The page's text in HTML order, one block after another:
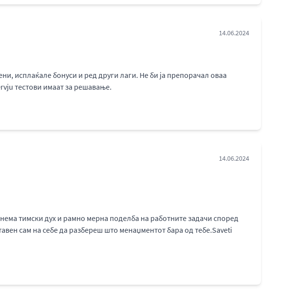
14.06.2024
исплаќале бонуси и ред други лаги. Не би ја препорачал оваа
тестови имаат за решавање.
14.06.2024
тимски дух и рамно мерна поделба на работните задачи според
сам на себе да разбереш што менаџментот бара од тебе.Saveti